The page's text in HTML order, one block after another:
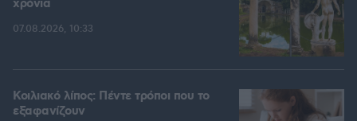
χρόνια
07.08.2026, 10:33
Κοιλιακό λίπος: Πέντε τρόποι που το
εξαφανίζουν